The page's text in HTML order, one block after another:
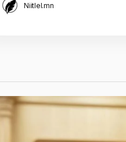
Niitlel.mn